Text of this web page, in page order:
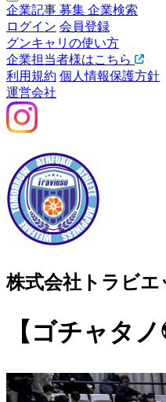
企業記事 募集 企業検索
ログイン 会員登録
グンキャリの使い方
企業担当者様はこちら
利用規約 個人情報保護方針
運営会社
株式会社トラビエ
【ゴチャタ